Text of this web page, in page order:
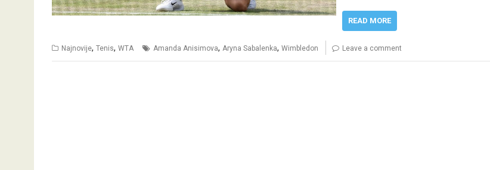
READ MORE
Najnovije, Tenis, WTA Amanda Anisimova, Aryna Sabalenka, Wimbledon Leave a comment